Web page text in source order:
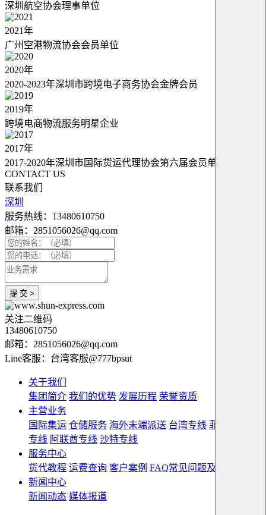
深圳航空协会理事单位
2021年
广州空港物流协会会员单位
2020年
2020-2023年深圳市跨境电子商务协会金牌会员
2019年
跨境电商物流服务明星企业
2017年
2017-2020年深圳市国际货运代理协会第六届会员单位
CONTACT US
联系我们
深圳
服务热线：13480610750
邮箱：2851056026@qq.com
提 交 >
关注二维码
13480610750
邮箱：2851056026@qq.com
Line客服：台湾客服@777bpsut
关于我们
集团简介 我们的优势 发展历程 荣誉资质
主营业务
国际集运 仓储服务 海外未端派送 台湾专线 菲律宾双清
专线 阿联酋专线 沙特专线
服务中心
货代教程 运费查询 客户案例 FAQ常见问题及解答
新闻中心
新闻动态 媒体报道